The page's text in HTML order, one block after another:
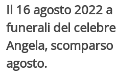
Il 16 agosto 2022
funerali del
Angela,
agosto.